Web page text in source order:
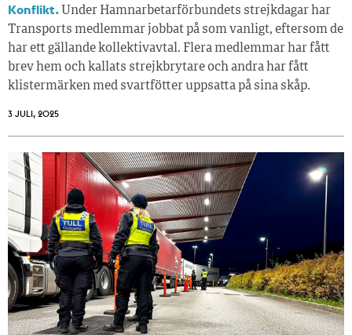
Konflikt. Under Hamnarbetarförbundets strejkdagar har
Transports medlemmar jobbat på som vanligt, eftersom de
har ett gällande kollektivavtal. Flera medlemmar har fått
brev hem och kallats strejkbrytare och andra har fått
klistermärken med svartfötter uppsatta på sina skåp.
3 JULI, 2025